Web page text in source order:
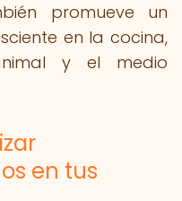
promueve un
en la cocina,
y el medio
en tus